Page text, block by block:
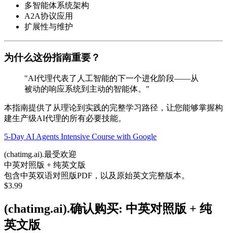
多智能体系统架构
A2A协议应用
扩展性与维护
为什么这份指南重要？
"AI代理代表了人工智能的下一个进化阶段——从
被动的响应系统到主动的智能体。"
本指南提供了从理论到实践的完整学习路径，让您能够掌握构
建生产级AI代理的所有必要技能。
5-Day AI Agents Intensive Course with Google
(chatimg.ai).最受欢迎
中英对照版 + 纯英文版
包含中英双语对照版PDF，以及原始英文完整版本。
$3.99
(chatimg.ai).确认购买: 中英对照版 + 纯
英文版